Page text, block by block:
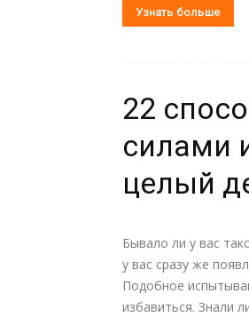
Узнать больше
22
силами
целый
Бывало ли у вас
у вас сразу же
Подобное
избавиться. Знали